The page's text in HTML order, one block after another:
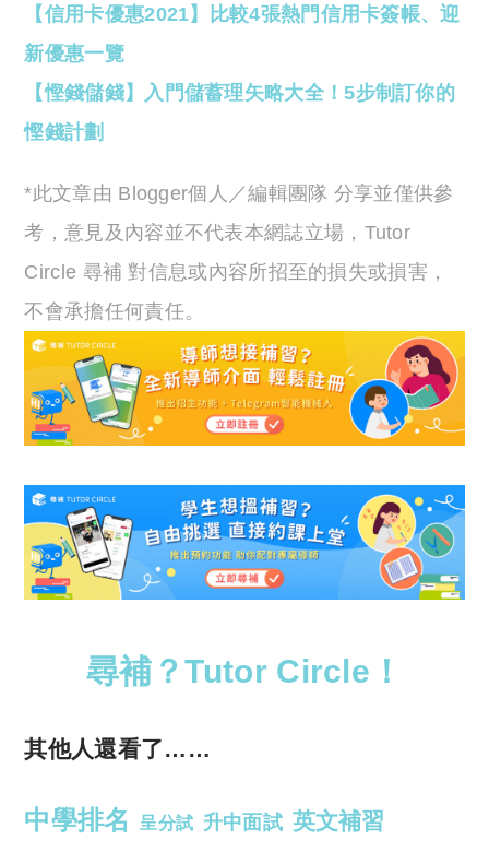
【信用卡優惠2021】比較4張熱門信用卡簽帳、迎
新優惠一覽
【慳錢儲錢】入門儲蓄理矢略大全！5步制訂你的
慳錢計劃
*此文章由 Blogger個人／編輯團隊 分享並僅供參
考，意見及內容並不代表本網誌立場，Tutor
Circle 尋補 對信息或內容所招至的損失或損害，
不會承擔任何責任。
尋補？Tutor Circle！
其他人還看了……
中學排名 呈分試 升中面試 英文補習